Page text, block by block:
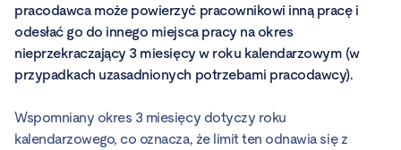
pracodawca może powierzyć pracownikowi inną pracę i
odesłać go do innego miejsca pracy na okres
nieprzekraczający 3 miesięcy w roku kalendarzowym (w
przypadkach uzasadnionych potrzebami pracodawcy).
Wspomniany okres 3 miesięcy dotyczy roku
kalendarzowego, co oznacza, że limit ten odnawia się z